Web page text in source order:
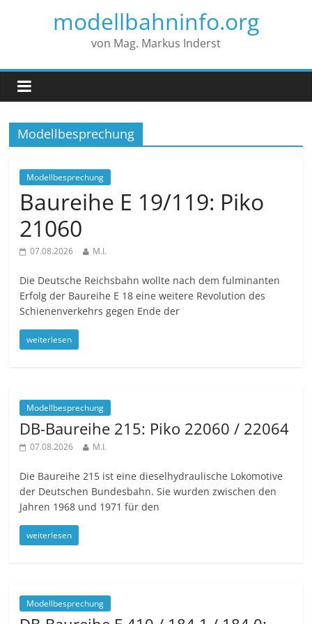
modellbahninfo.org
von Mag. Markus Inderst
Modellbesprechung
Modellbesprechung
Baureihe E 19/119: Piko
21060
07.08.2026 M.I.
Die Deutsche Reichsbahn wollte nach dem fulminanten
Erfolg der Baureihe E 18 eine weitere Revolution des
Schienenverkehrs gegen Ende der
weiterlesen
Modellbesprechung
DB-Baureihe 215: Piko 22060 / 22064
07.08.2026 M.I.
Die Baureihe 215 ist eine dieselhydraulische Lokomotive
der Deutschen Bundesbahn. Sie wurden zwischen den
Jahren 1968 und 1971 für den
weiterlesen
Modellbesprechung